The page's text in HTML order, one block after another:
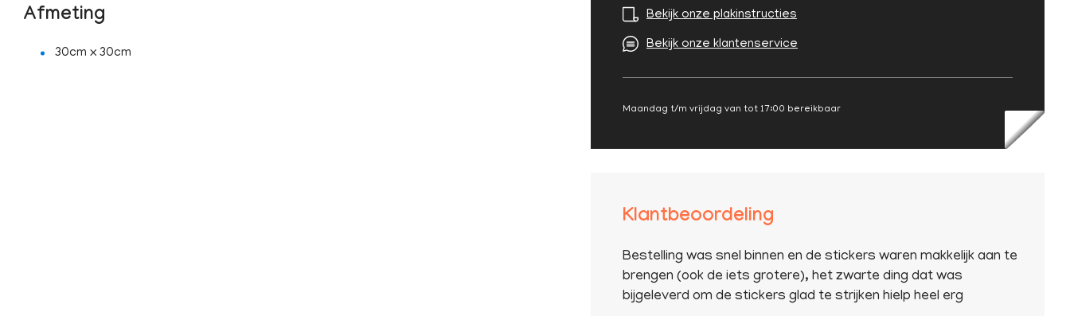
Afmeting
30cm x 30cm
Bekijk onze plakinstructies
Bekijk onze klantenservice
Maandag t/m vrijdag van tot 17:00 bereikbaar
Klantbeoordeling
Bestelling was snel binnen en de stickers waren makkelijk aan te
brengen (ook de iets grotere), het zwarte ding dat was
bijgeleverd om de stickers glad te strijken hielp heel erg